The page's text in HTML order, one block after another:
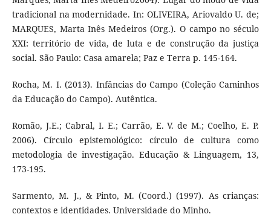
tradicional na modernidade. In: OLIVEIRA, Ariovaldo U. de;
MARQUES, Marta Inês Medeiros (Org.). O campo no século
XXI: território de vida, de luta e de construção da justiça
social. São Paulo: Casa amarela; Paz e Terra p. 145-164.
Rocha, M. I. (2013). Infâncias do Campo (Coleção Caminhos
da Educação do Campo). Autêntica.
Romão, J.E.; Cabral, I. E.; Carrão, E. V. de M.; Coelho, E. P.
2006). Círculo epistemológico: círculo de cultura como
metodologia de investigação. Educação & Linguagem, 13,
173-195.
Sarmento, M. J., & Pinto, M. (Coord.) (1997). As crianças:
contextos e identidades. Universidade do Minho.